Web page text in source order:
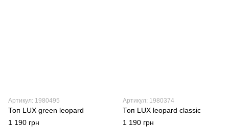
Артикул: 1980495
Топ LUX green leopard
1 190 грн
Артикул: 1980374
Топ LUX leopard classic
1 190 грн